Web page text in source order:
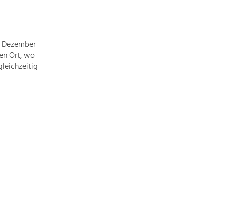
Ort, wo